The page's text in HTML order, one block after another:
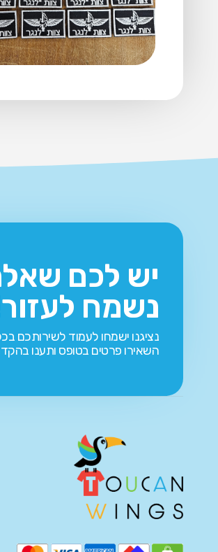
יש לכם
נשמח
נציגנו ישמחו לעמוד לשירותכם
השאירו פרטים בטופס ותענו